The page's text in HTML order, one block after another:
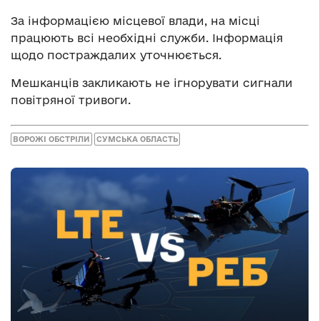
За інформацією місцевої влади, на місці
працюють всі необхідні служби. Інформація
щодо постраждалих уточнюється.
Мешканців закликають не ігнорувати сигнали
повітряної тривоги.
ВОРОЖІ ОБСТРІЛИ СУМСЬКА ОБЛАСТЬ